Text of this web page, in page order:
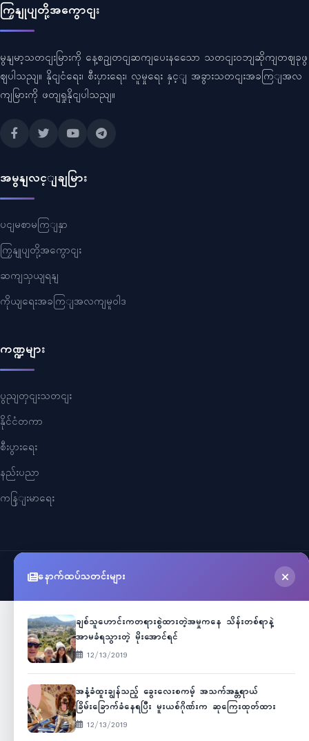
ကြှနျုပျတို့အကွောငျး
မွနျမာ့သတငျးမြားကို နေ့စဥျတငျဆကျပေးနသေော သတငျးဝဘျဆိုကျတဈခုဖွ
ဈပါသညျ။ နိုငျငံရေး၊ စီးပှားရေး၊ လူမှုရေး နှင့ျ အခွားသတငျးအခကြျအလ
ကျမြားကို ဖတျရှုနိုငျပါသညျ။
အမွနျလင့ျချမြား
ပငျမစာမကြျနှာ
ကြှနျုပျတို့အကွောငျး
ဆကျသှယျရနျ
ကိုယျရေးအခကြျအလကျမူဝါဒ
ကဏ္ဍများ
ပွညျတှငျးသတငျး
နိုင်ငံတကာ
စီးပွားရေး
နည်းပညာ
ကနြျးမာရေး
©2026Myanmar Cele News
နောက်ထပ်သတင်းများ
ချစ်သူဟောင်းကတရားစွဲထားတဲ့အမှုကနေ သိန်းတစ်ရာနဲ့
အာမခံရသွားတဲ့ မိုးအောင်ရင်
12/13/2019
အနံ့ခံထူးချွန်သည့် ခွေးလေးစကမ့် အသက်အန္တရာယ်
ခြိမ်းခြောက်ခံနေရပြီး မူးယစ်ဂိုဏ်းက ဆုကြေးထုတ်ထား
12/13/2019